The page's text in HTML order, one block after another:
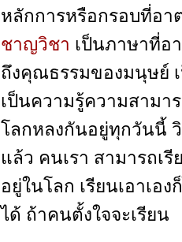
หลักการหรือกรอบที่อา
ชาญวิชา เป็นภาษาที่อ
ถึงคุณธรรมของมนุษย์
เป็นความรู้ความสามา
โลกหลงกันอยู่ทุกวันนี้
แล้ว คนเรา สามารถเ
อยู่ในโลก เรียนเอาเอง
ได้ ถ้าคนตั้งใจจะเรียน